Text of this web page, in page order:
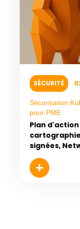
SÉCURITÉ
Sécurisation
pour PME
Plan d'action
signées,